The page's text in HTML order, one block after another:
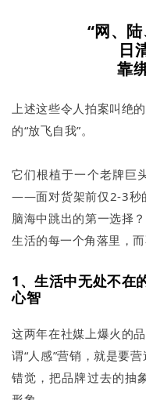
“网、
日
靠
上述这些令人拍案叫绝
的“放飞自我”。
它们根植于一个老牌巨
——面对货架前仅2-3秒
脑海中跳出的第一选择
生活的每一个角落里，而
1、生活中无处不在
心智
这两年在社媒上爆火的
谓“人感”营销，就是要
错觉，把品牌过去的抽